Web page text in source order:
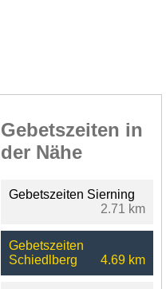
Gebetszeiten in
der Nähe
Gebetszeiten Sierning
2.71 km
Gebetszeiten
Schiedlberg
4.69 km